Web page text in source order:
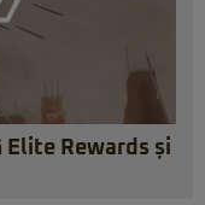
Elite Rewards și